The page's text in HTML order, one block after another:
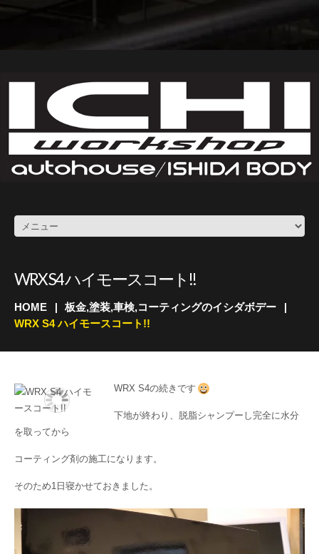
WRX S4 ハイモースコート!!
HOME
板金,塗装,車検,コーティングのイシダボデー
WRX S4 ハイモースコート!!
WRX S4の続きです
下地が終わり、脱脂シャンプーし完全に水分
を取ってから
コーティング剤の施工になります。
そのため1日寝かせておきました。